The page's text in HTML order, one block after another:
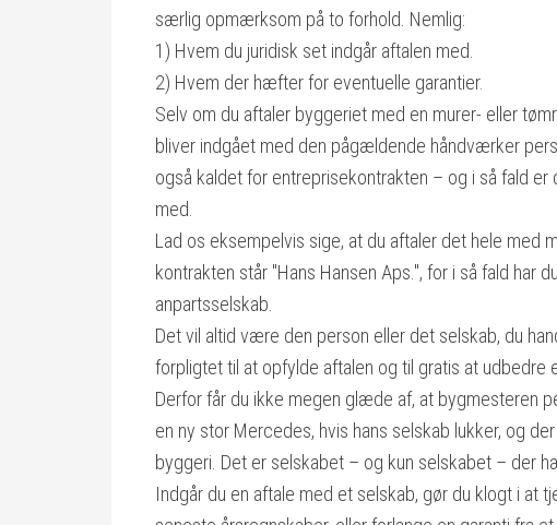
særlig opmærksom på to forhold. Nemlig:
1) Hvem du juridisk set indgår aftalen med.
2) Hvem der hæfter for eventuelle garantier.
Selv om du aftaler byggeriet med en murer- eller
bliver indgået med den pågældende håndværker
også kaldet for entreprisekontrakten – og i så fald er
med.
Lad os eksempelvis sige, at du aftaler det hele med
kontrakten står "Hans Hansen Aps.", for i så fald har
anpartsselskab.
Det vil altid være den person eller det selskab, du
forpligtet til at opfylde aftalen og til gratis at udbedre
Derfor får du ikke megen glæde af, at bygmesteren
en ny stor Mercedes, hvis hans selskab lukker, og
byggeri. Det er selskabet – og kun selskabet – der
Indgår du en aftale med et selskab, gør du klogt i at